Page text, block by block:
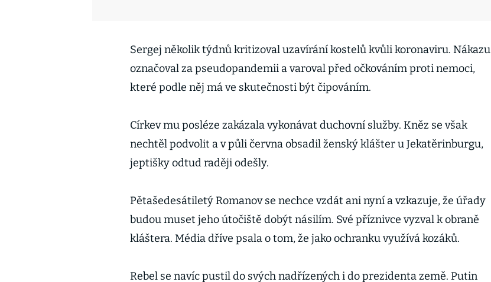
Sergej několik týdnů kritizoval uzavírání kostelů kvůli koronaviru. Nákazu
označoval za pseudopandemii a varoval před očkováním proti nemoci,
které podle něj má ve skutečnosti být čipováním.
Církev mu posléze zakázala vykonávat duchovní služby. Kněz se však
nechtěl podvolit a v půli června obsadil ženský klášter u Jekatěrinburgu,
jeptišky odtud raději odešly.
Pětašedesátiletý Romanov se nechce vzdát ani nyní a vzkazuje, že úřady
budou muset jeho útočiště dobýt násilím. Své příznivce vyzval k obraně
kláštera. Média dříve psala o tom, že jako ochranku využívá kozáků.
Rebel se navíc pustil do svých nadřízených i do prezidenta země. Putin